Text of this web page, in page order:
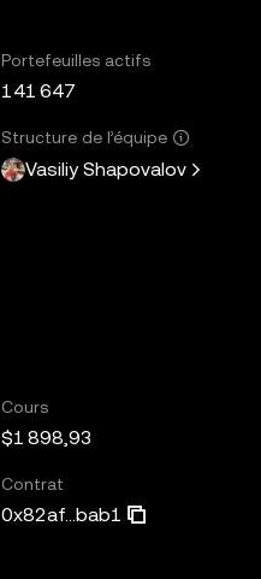
Portefeuilles actifs
141 647
Structure de l’équipe
Vasiliy Shapovalov
Cours
$1 898,93
Contrat
0x82af...bab1